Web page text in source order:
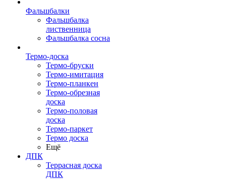
Фальшбалки
Фальшбалка
лиственница
Фальшбалка сосна
Термо-доска
Термо-бруски
Термо-имитация
Термо-планкен
Термо-обрезная
доска
Термо-половая
доска
Термо-паркет
Термо доска
Ещё
ДПК
Террасная доска
ДПК